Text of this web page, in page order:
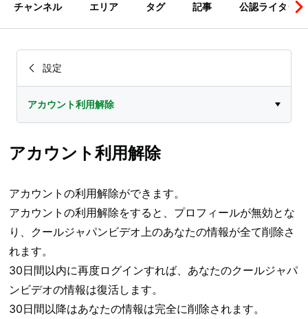
チャンネル エリア タグ 記事 公認ライター
設定
アカウント利用解除
アカウント利用解除
アカウントの利用解除ができます。
アカウントの利用解除をすると、プロフィールが無効とな
り、クールジャパンビデオ上のあなたの情報が全て削除さ
れます。
30日間以内に再度ログインすれば、あなたのクールジャパ
ンビデオの情報は復活します。
30日間以降はあなたの情報は完全に削除されます。